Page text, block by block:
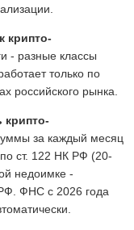
крипто-
- разные классы
только по
российского рынка.
крипто-
за каждый месяц
ст. 122 НК РФ (20-
недоимке -
РФ. ФНС с 2026 года